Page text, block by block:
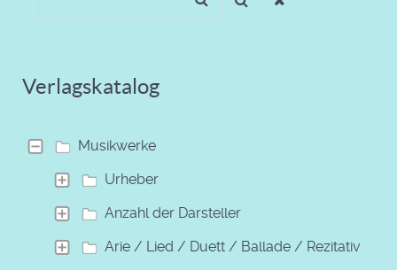
Verlagskatalog
Musikwerke
Urheber
Anzahl der Darsteller
Arie / Lied / Duett / Ballade / Rezitativ